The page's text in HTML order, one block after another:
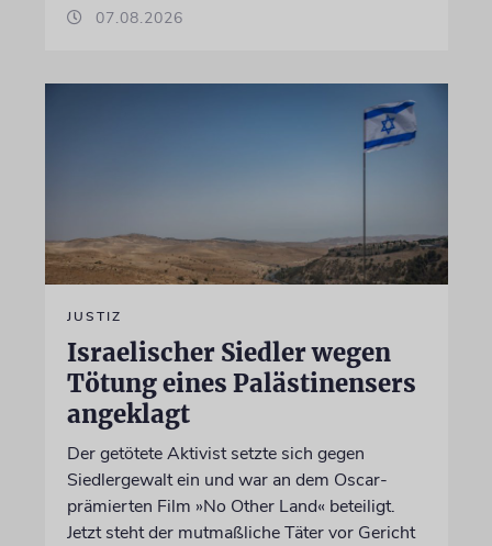
07.08.2026
JUSTIZ
Israelischer Siedler wegen
Tötung eines Palästinensers
angeklagt
Der getötete Aktivist setzte sich gegen
Siedlergewalt ein und war an dem Oscar-
prämierten Film »No Other Land« beteiligt.
Jetzt steht der mutmaßliche Täter vor Gericht